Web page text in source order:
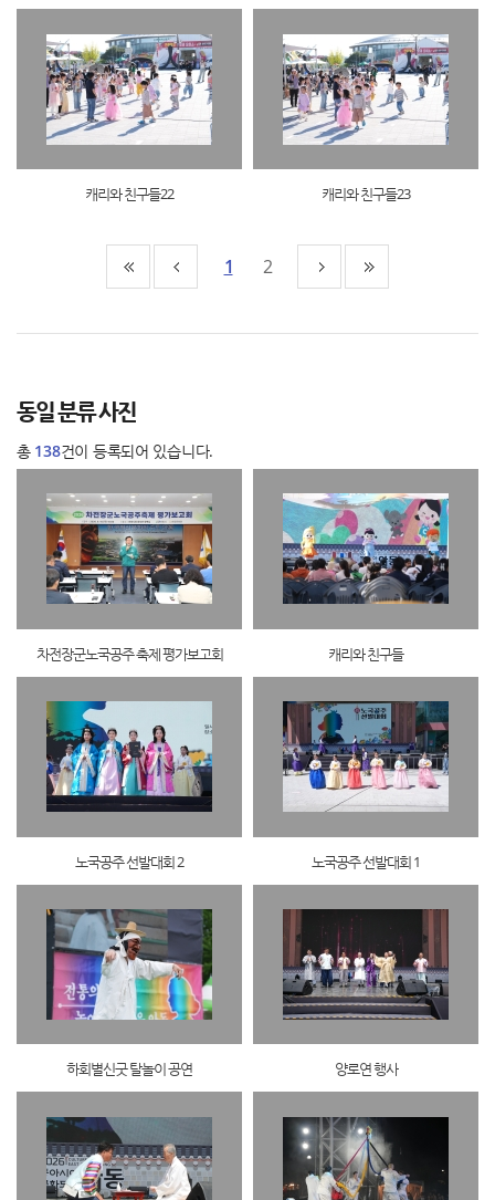
캐리와 친구들22 캐리와 친구들23
1 2
동일 분류 사진
총 138건이 등록되어 있습니다.
차전장군노국공주 축제 평가보고회 캐리와 친구들
노국공주 선발대회 2 노국공주 선발대회 1
하회별신굿 탈놀이 공연 양로연 행사